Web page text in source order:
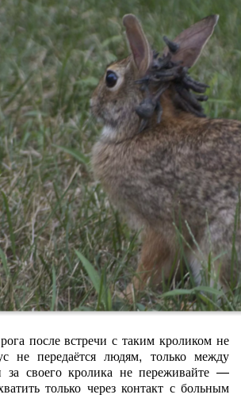
после встречи с таким кроликом не
не передаётся людям, только между
своего кролика не переживайте —
только через контакт с больным